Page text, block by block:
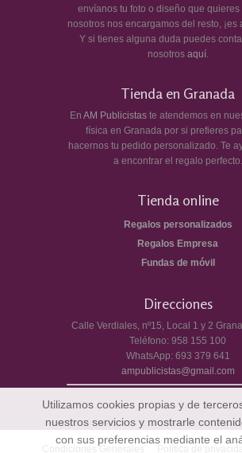
envíanos tu foto o diseño que quieres
nosotros nos encargamos del resto, ¡es
Y si tienes alguna duda puedes
nosotros aquí.
Tienda en Granada
En AM Publicistas te atendemos en
física en Granada por si prefieres
hacernos tu pedido personalizado. Te
a encontrar el regalo perfecto.
Tienda online
Regalos personalizados
Regalos Empresa
Fundas de móvil
Direcciones
Calle Verdiales, nº15, Local 1 y 2
Teléfono: 958 155 100
WhatsApp: 693 379 641
ampublicistas@gmail.com
Condiciones Generales Política de
Utilizamos cookies propias y de
nuestros servicios y mostrarle
con sus preferencias mediante el